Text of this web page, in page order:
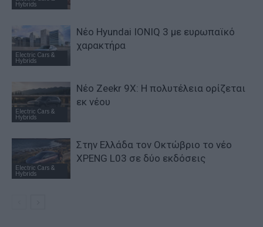
Hybrids
Electric Cars &
Hybrids
Νέο Hyundai IONIQ 3 με ευρωπαϊκό
χαρακτήρα
Electric Cars &
Hybrids
Νέο Zeekr 9X: Η πολυτέλεια ορίζεται
εκ νέου
Electric Cars &
Hybrids
Στην Ελλάδα τον Οκτώβριο το νέο
XPENG L03 σε δύο εκδόσεις